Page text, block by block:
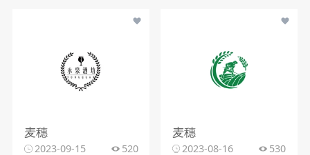
麦穗
2023-09-15 520
麦穗
2023-08-16 530